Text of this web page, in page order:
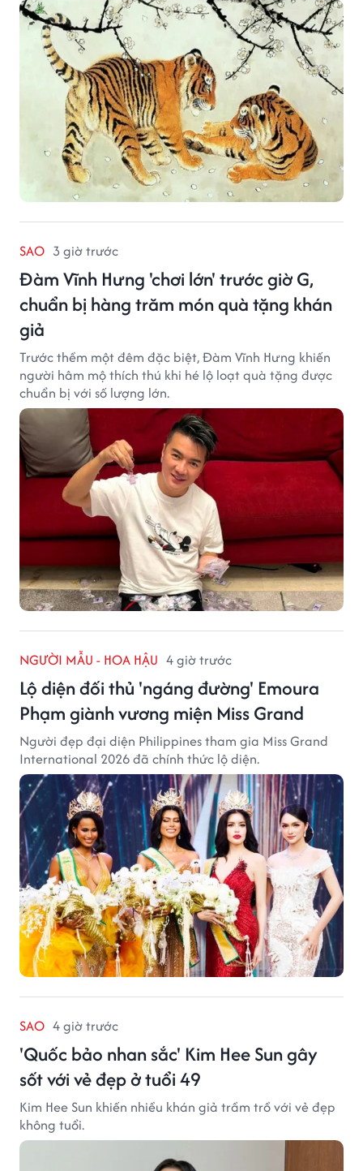
SAO 3 giờ trước
Đàm Vĩnh Hưng 'chơi lớn' trước giờ G,
chuẩn bị hàng trăm món quà tặng khán
giả
Trước thềm một đêm đặc biệt, Đàm Vĩnh Hưng khiến
người hâm mộ thích thú khi hé lộ loạt quà tặng được
chuẩn bị với số lượng lớn.
NGƯỜI MẪU - HOA HẬU 4 giờ trước
Lộ diện đối thủ 'ngáng đường' Emoura
Phạm giành vương miện Miss Grand
Người đẹp đại diện Philippines tham gia Miss Grand
International 2026 đã chính thức lộ diện.
SAO 4 giờ trước
'Quốc bảo nhan sắc' Kim Hee Sun gây
sốt với vẻ đẹp ở tuổi 49
Kim Hee Sun khiến nhiều khán giả trầm trồ với vẻ đẹp
không tuổi.